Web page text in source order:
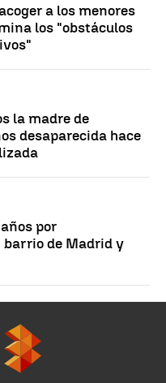
a los menores
los "obstáculos
la madre de
desaparecida hace
por
de Madrid y